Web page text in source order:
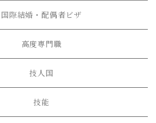
国際結婚・配偶者ビザ
高度専門職
技人国
技能